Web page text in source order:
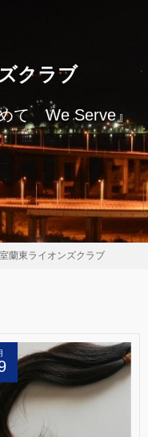
クラブ
て We Serve』
室蘭東ライオンズクラブ